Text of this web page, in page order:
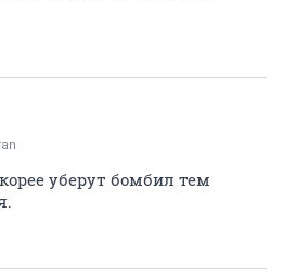
уберут бомбил тем